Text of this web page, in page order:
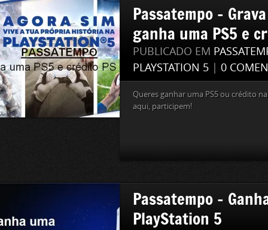
Passatempo –
ganha uma PS5 e
PUBLICADO EM
PLAYSTATION 5
0
Queres ganhar uma PS5 ou crédito
aqui, participem!
Passatempo –
PlayStation 5